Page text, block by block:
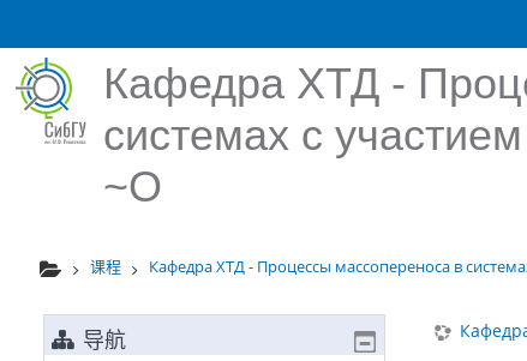
Кафедра ХТД -
системах с
~О
课程 Кафедра ХТД - Процессы массопереноса в
导航